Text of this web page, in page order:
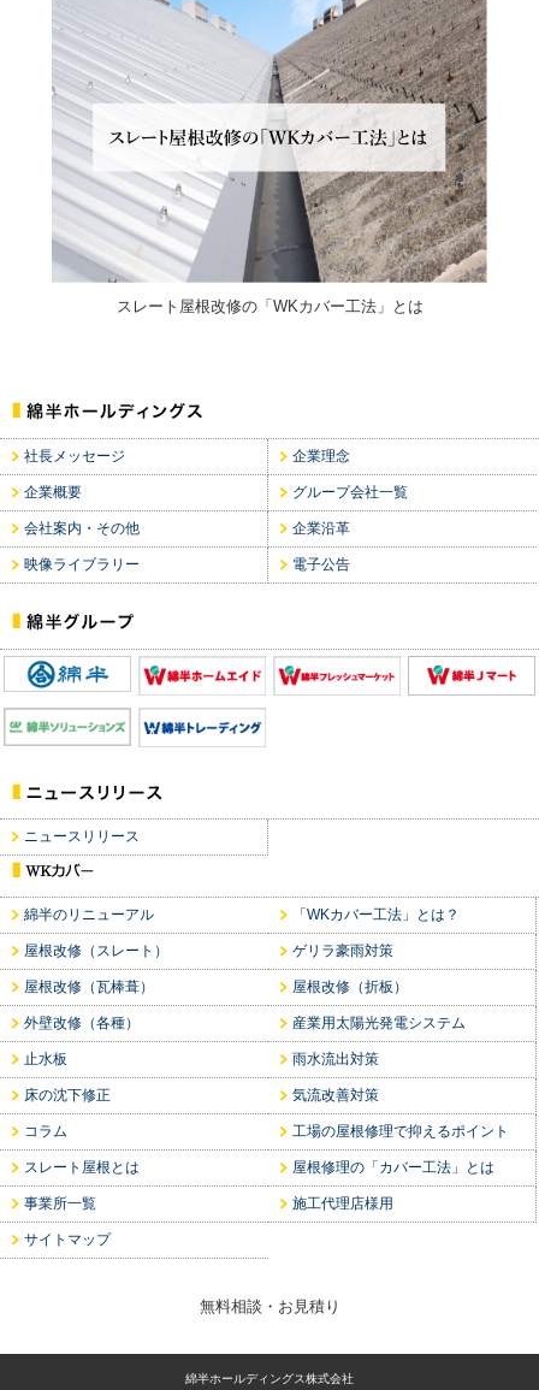
スレート屋根改修の「WKカバー工法」とは
社長メッセージ 企業理念
企業概要 グループ会社一覧
会社案内・その他 企業沿革
映像ライブラリー 電子公告
ニュースリリース
綿半のリニューアル 「WKカバー工法」とは？
屋根改修（スレート） ゲリラ豪雨対策
屋根改修（瓦棒葺） 屋根改修（折板）
外壁改修（各種） 産業用太陽光発電システム
止水板 雨水流出対策
床の沈下修正 気流改善対策
コラム 工場の屋根修理で抑えるポイント
スレート屋根とは 屋根修理の「カバー工法」とは
事業所一覧 施工代理店様用
サイトマップ
無料相談・お見積り
綿半ホールディングス株式会社